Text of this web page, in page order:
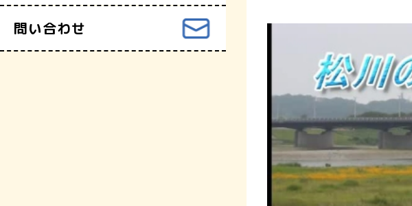
問い合わせ